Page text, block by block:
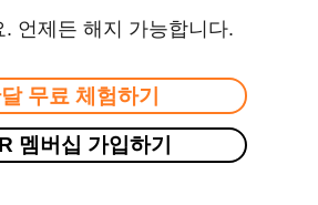
. 언제든 해지 가능합니다.
무료 체험하기
멤버십 가입하기